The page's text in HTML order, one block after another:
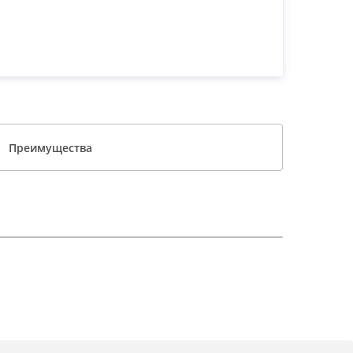
Преимущества